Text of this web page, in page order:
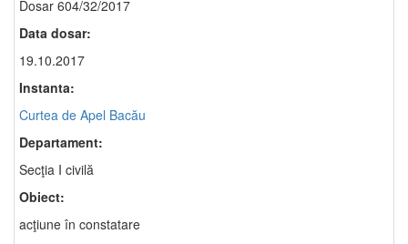
Dosar 604/32/2017
Data dosar:
19.10.2017
Instanta:
Curtea de Apel Bacău
Departament:
Secţia I civilă
Obiect:
acţiune în constatare